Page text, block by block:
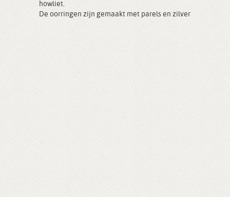
howliet.
De oorringen zijn gemaakt met parels en zilver